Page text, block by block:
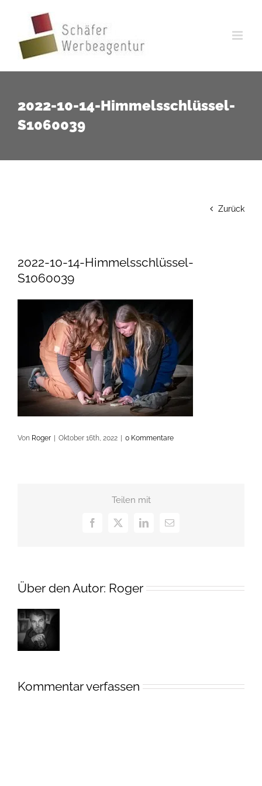
springen
2022-10-14-Himmelsschlüssel-
S1060039
Zurück
2022-10-14-Himmelsschlüssel-
S1060039
Von Roger Oktober 16th, 2022 0 Kommentare
Teilen mit
Facebook
X LinkedIn
E-
Über den Autor: Roger
Kommentar verfassen